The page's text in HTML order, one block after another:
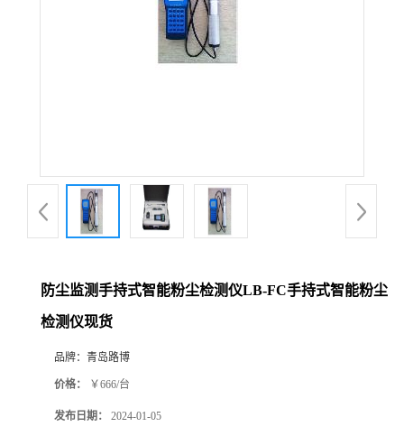
品
厅
防尘监测手持式智能粉尘检测仪LB-FC手持式智能粉尘
检测仪现货
品牌： 青岛路博
价格： ￥666/台
发布日期： 2024-01-05